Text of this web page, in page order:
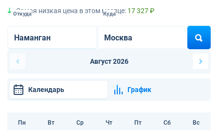
Самая низкая цена в этом месяце: 17 327 ₽
Откуда Куда
Август 2026
Календарь График
Пн Вт Ср Чт Пт Сб Вс